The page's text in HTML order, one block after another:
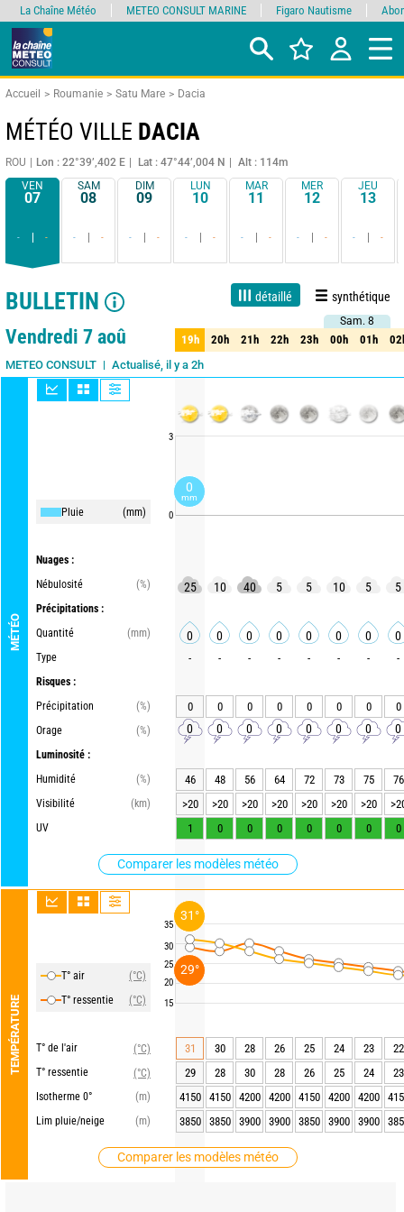
Accueil Roumanie Satu Mare Dacia
MÉTÉO VILLE DACIA
ROU Lon : 22°39’,402 E Lat : 47°44’,004 N
Alt : 114m
VEN
07
- -
SAM
08
- -
DIM
09
- -
LUN
10
- -
MAR
11
- -
MER
12
- -
JEU
13
- -
BULLETIN détaillé synthétique
1 jour 3 jours 7 jours 15 jours Fiabilité 90%
Vendredi 7 aoû
METEO CONSULT Actualisé, il y a 2h
MÉTÉO
Pluie (mm)
Nuages :
Nébulosité
(%)
Précipitations :
Quantité
(mm)
Type
Risques :
Précipitation
(%)
Orage
(%)
Luminosité :
Humidité
(%)
Visibilité
(km)
UV
Comparer les modèles météo
TEMPÉRATURE
T° air
(°C)
T° ressentie
(°C)
T° de l'air
(°C)
T° ressentie
(°C)
Isotherme 0°
(m)
Lim pluie/neige
(m)
Comparer les modèles météo
3
0
35
30
25
20
15
Sam. 8
19h 20h 21h 22h 23h 00h 01h
Sam. 8
19h 20h 21h 22h 23h 00h 01h
25 10 40 5 5 10 5 5
0 0 0 0 0 0 0 0
- - - - - - - -
0 0 0 0 0 0 0 0
0 0 0 0 0 0 0 0
46 48 56 64 72 73 75
76
>20
>20 >20 >20 >20 >20 >20
1
0 0 0 0 0 0 0
31 30 28 26 25 24 23
22
29
28 30 28 26 25 24
23
4150
4150 4200 4200 4150 4200 4200
3850
3850 3900 3900 3850 3900 3900
La Chaîne Météo METEO CONSULT MARINE Figaro Nautisme
0
mm
31°
29°